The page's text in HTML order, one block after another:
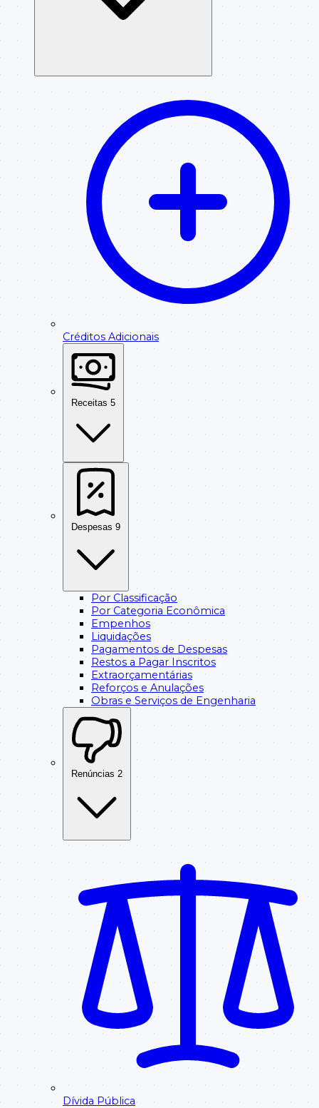
Créditos Adicionais
Receitas 5
Despesas 9
Por Classificação
Por Categoria Econômica
Empenhos
Liquidações
Pagamentos de Despesas
Restos a Pagar Inscritos
Extraorçamentárias
Reforços e Anulações
Obras e Serviços de Engenharia
Renúncias 2
Dívida Pública